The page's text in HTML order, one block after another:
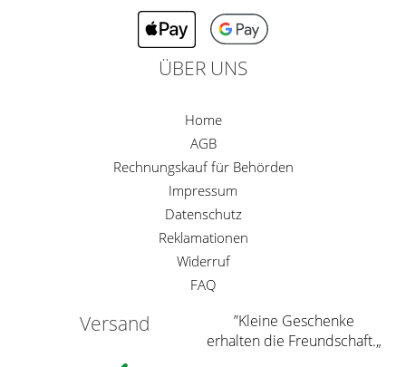
ÜBER UNS
Home
AGB
Rechnungskauf für Behörden
Impressum
Datenschutz
Reklamationen
Widerruf
FAQ
Versand
”Kleine Geschenke
erhalten die Freundschaft.„